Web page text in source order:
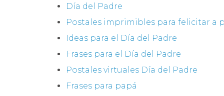
Día del Padre
Postales imprimibles para felicitar a
Ideas para el Día del Padre
Frases para el Día del Padre
Postales virtuales Día del Padre
Frases para papá